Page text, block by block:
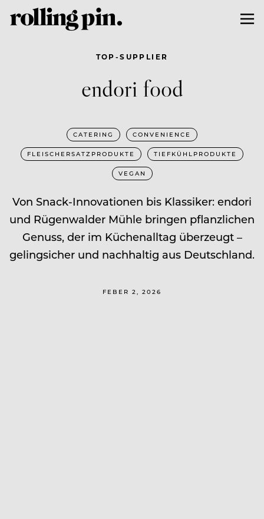
TOP-SUPPLIER
endori food
CATERING CONVENIENCE
FLEISCHERSATZPRODUKTE TIEFKÜHLPRODUKTE
VEGAN
Von Snack-Innovationen bis Klassiker: endori
und Rügenwalder Mühle bringen pflanzlichen
Genuss, der im Küchenalltag überzeugt –
gelingsicher und nachhaltig aus Deutschland.
FEBER 2, 2026